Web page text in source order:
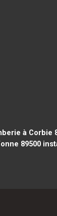
à Corbie
89500